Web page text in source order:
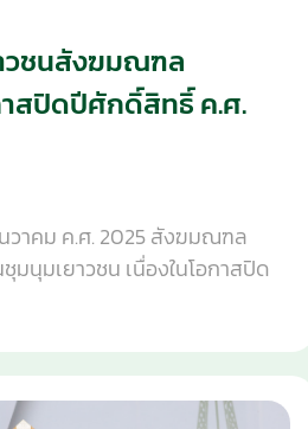
วชนสังฆมณฑล
าสปิดปีศักดิ์สิทธิ์ ค.ศ.
วาคม ค.ศ. 2025 สังฆมณฑล
มนุมเยาวชน เนื่องในโอกาสปิด